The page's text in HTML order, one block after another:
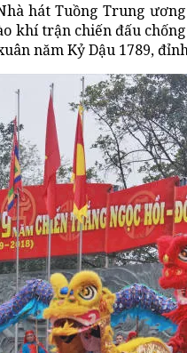
hát Tuồng Trung
khí trận chiến đấu
năm Kỷ Dậu 1789,